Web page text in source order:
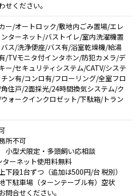
せください。
ー/オートロック/敷地内ごみ置場/エレ
ターネット/バストイレ/室内洗濯機置
ス/洗浄便座/バス有/浴室乾燥機/給湯
/TVモニタ付インタホン/防犯カメラ/デ
ー/セキュリティシステム/CATV/システ
ン有/コンロ有/フローリング/全室フロ
住戸/2面採光/24時間換気システム/ク
ォークインクロゼット/下駄箱/トラン
所不可
型犬限定・多頭飼い応相談
ターネット使用料無料
下段1台ずつ（追加は500円/台 税別）
下駐車場（ターンテーブル有）空状
問合せください。